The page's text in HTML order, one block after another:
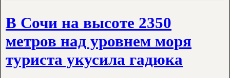
В Сочи на высоте 2350
метров над уровнем моря
туриста укусила гадюка